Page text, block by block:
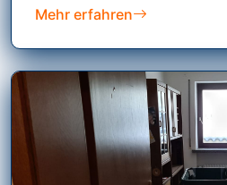
Mehr erfahren